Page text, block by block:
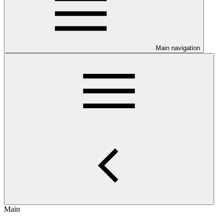
Main navigation
Main